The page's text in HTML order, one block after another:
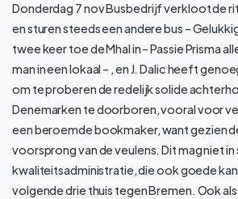
Donderdag 7 nov Busbedrijf verkloot de
en sturen steeds een andere bus –
twee keer toe de Mhal in – Passie Prisma
man in een lokaal – , en J. Dalic heeft
om te proberen de redelijk solide
Denemarken te doorboren, vooral voor
een beroemde bookmaker, want gezien
voorsprong van de veulens. Dit mag niet
kwaliteitsadministratie, die ook goede
volgende drie thuis tegen Bremen. Ook